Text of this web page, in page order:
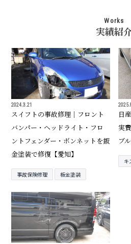
Works
実績紹
2024.3.21
スイフトの事故修理｜フロント
バンパー・ヘッドライト・フロ
ントフェンダー・ボンネットを鈑
金塗装で修復【愛知】
事故保険修理 板金塗装
日
実
ブ
キ